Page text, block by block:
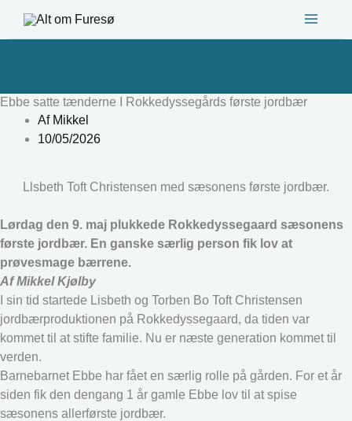
Ebbe satte tænderne I Rokkedyssegårds første jordbær
AfMikkel
10/05/2026
Llsbeth Toft Christensen med sæsonens første jordbær.
Lørdag den 9. maj plukkede Rokkedyssegaard sæsonens
første jordbær. En ganske særlig person fik lov at
prøvesmage bærrene.
Af Mikkel Kjølby
I sin tid startede Lisbeth og Torben Bo Toft Christensen
jordbærproduktionen på Rokkedyssegaard, da tiden var
kommet til at stifte familie. Nu er næste generation kommet til
verden.
Barnebarnet Ebbe har fået en særlig rolle på gården. For et år
siden fik den dengang 1 år gamle Ebbe lov til at spise
sæsonens allerførste jordbær.